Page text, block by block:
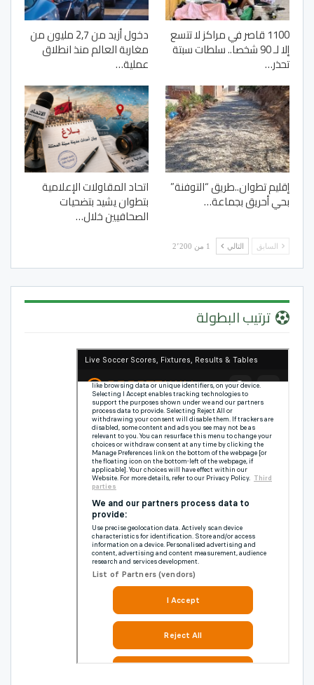
1100 قاصر في مراكز لا تتسع
إلا لـ 90 شخصا.. سلطات سبتة
تحذر…
دخول أزيد من 2,7 مليون من
مغاربة العالم منذ انطلاق
عملية…
إقليم تطوان..طريق “التوفنة”
بحي أحريق بجماعة…
اتحاد المقاولات الإعلامية
بتطوان يشيد بتضحيات
الصحافيين خلال…
السابق التالي 1 من 2٬200
ترتيب البطولة